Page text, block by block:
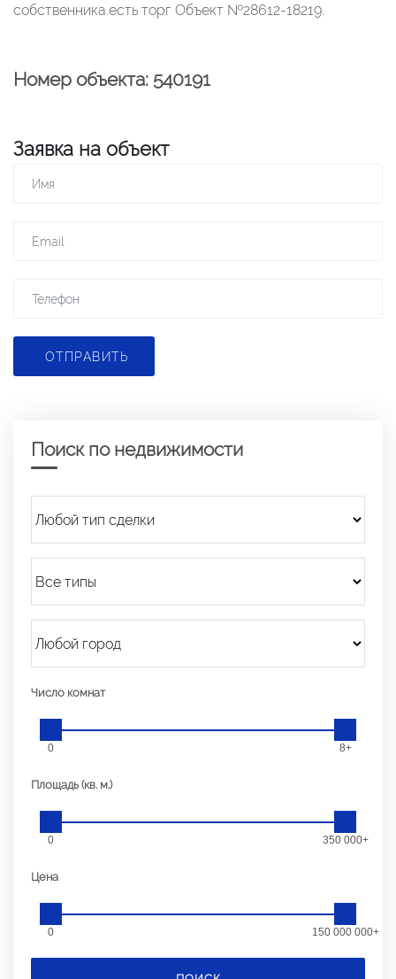
собственника.есть торг Объект №28612-18219.
Номер объекта: 540191
Заявка на объект
ОТПРАВИТЬ
Поиск по недвижимости
Число комнат
0 8+
Площадь (кв. м.)
0 350 000+
Цена
0 150 000 000+